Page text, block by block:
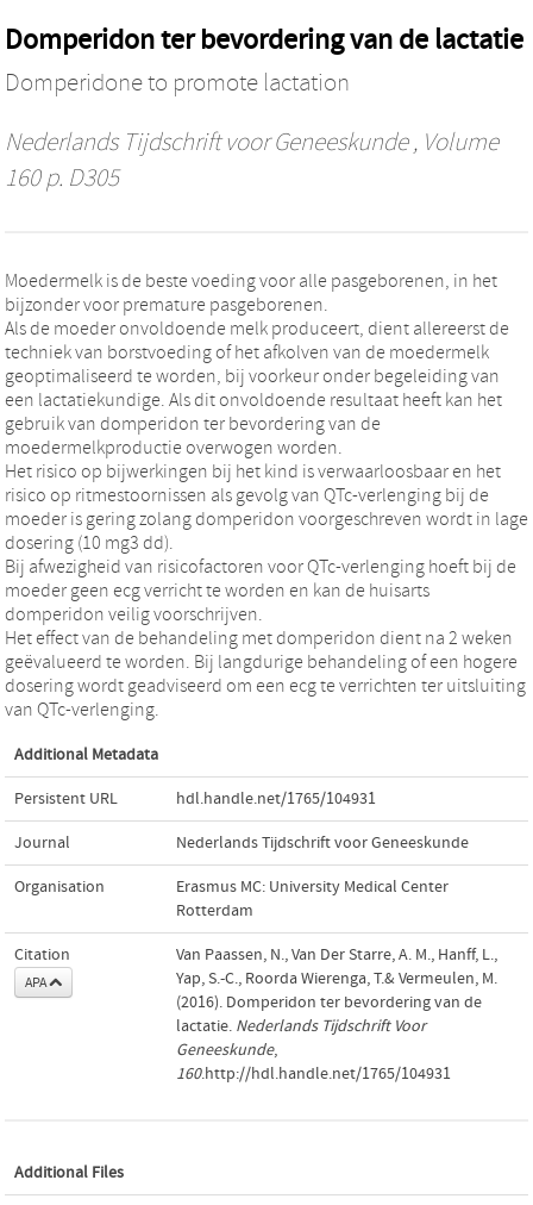
Domperidon ter bevordering van de lactatie
Domperidone to promote lactation
Nederlands Tijdschrift voor Geneeskunde, Volume
160 p. D305
Moedermelk is de beste voeding voor alle pasgeborenen, in het
bijzonder voor premature pasgeborenen.
Als de moeder onvoldoende melk produceert, dient allereerst de
techniek van borstvoeding of het afkolven van de moedermelk
geoptimaliseerd te worden, bij voorkeur onder begeleiding van
een lactatiekundige. Als dit onvoldoende resultaat heeft kan het
gebruik van domperidon ter bevordering van de
moedermelkproductie overwogen worden.
Het risico op bijwerkingen bij het kind is verwaarloosbaar en het
risico op ritmestoornissen als gevolg van QTc-verlenging bij de
moeder is gering zolang domperidon voorgeschreven wordt in lage
dosering (10 mg3 dd).
Bij afwezigheid van risicofactoren voor QTc-verlenging hoeft bij de
moeder geen ecg verricht te worden en kan de huisarts
domperidon veilig voorschrijven.
Het effect van de behandeling met domperidon dient na 2 weken
geëvalueerd te worden. Bij langdurige behandeling of een hogere
dosering wordt geadviseerd om een ecg te verrichten ter uitsluiting
van QTc-verlenging.
Additional Metadata
Persistent URL hdl.handle.net/1765/104931
Journal Nederlands Tijdschrift voor Geneeskunde
Organisation
Erasmus MC: University Medical Center
Rotterdam
Citation
APA
Van Paassen, N., Van Der Starre, A. M., Hanff, L.,
Yap, S.-C., Roorda Wierenga, T.& Vermeulen, M.
(2016). Domperidon ter bevordering van de
lactatie. Nederlands Tijdschrift Voor
Geneeskunde,
160.http://hdl.handle.net/1765/104931
Additional Files